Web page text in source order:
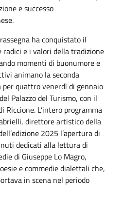
e successo
ha conquistato il
radici e i valori della tradizione
momenti di buonumore e
animano la seconda
quattro venerdì di gennaio
Palazzo del Turismo, con il
Riccione. L’intero programma
direttore artistico della
2025 l’apertura di
dedicati alla lettura di
di Giuseppe Lo Magro,
e commedie dialettali che,
in scena nel periodo